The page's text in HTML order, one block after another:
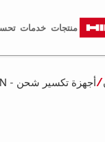
منتجات خدمات
أجهزة تكسير شحن - NURON